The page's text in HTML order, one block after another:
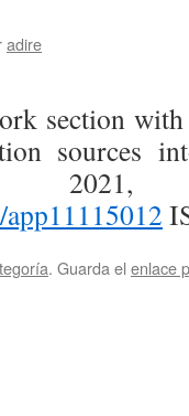
adire
section with
sources
2021,
. Guarda el enlace